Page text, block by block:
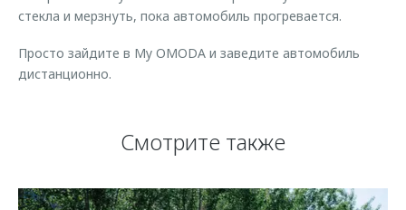
стекла и мерзнуть, пока автомобиль прогревается.
Просто зайдите в My OMODA и заведите автомобиль
дистанционно.
Смотрите также